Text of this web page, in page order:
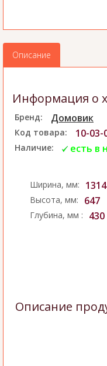
Описание
Информация о
Бренд: Домовик
Код товара: 10-03-
Наличие: есть в
Ширина, мм: 1314
Высота, мм: 647
Глубина, мм : 430
Описание